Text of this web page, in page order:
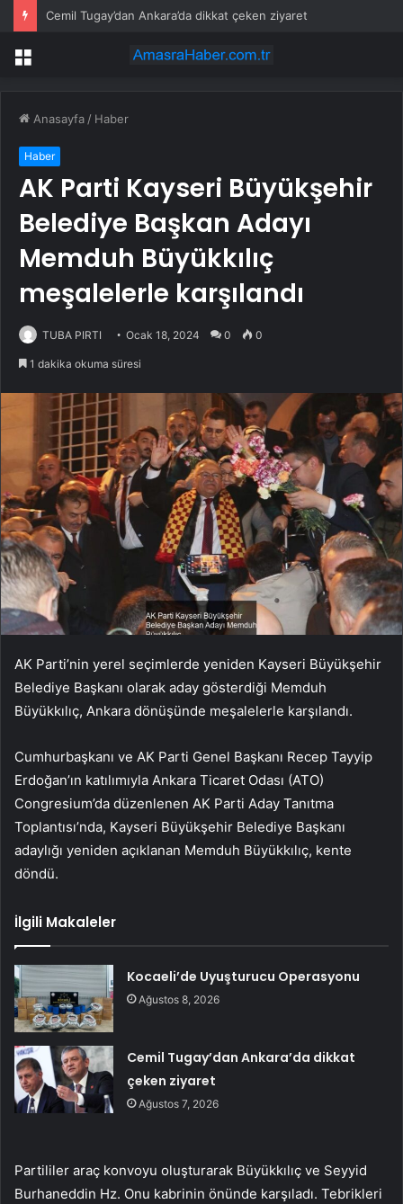
Cemil Tugay’dan Ankara’da dikkat çeken ziyaret
Menü
Anasayfa / Haber
Haber
AK Parti Kayseri Büyükşehir
Belediye Başkan Adayı
Memduh Büyükkılıç
meşalelerle karşılandı
TUBA PIRTI Ocak 18, 2024 0 0
1 dakika okuma süresi
AK Parti’nin yerel seçimlerde yeniden Kayseri Büyükşehir
Belediye Başkanı olarak aday gösterdiği Memduh
Büyükkılıç, Ankara dönüşünde meşalelerle karşılandı.
Cumhurbaşkanı ve AK Parti Genel Başkanı Recep Tayyip
Erdoğan’ın katılımıyla Ankara Ticaret Odası (ATO)
Congresium’da düzenlenen AK Parti Aday Tanıtma
Toplantısı’nda, Kayseri Büyükşehir Belediye Başkanı
adaylığı yeniden açıklanan Memduh Büyükkılıç, kente
döndü.
İlgili Makaleler
Kocaeli’de Uyuşturucu Operasyonu
Ağustos 8, 2026
Cemil Tugay’dan Ankara’da dikkat
çeken ziyaret
Ağustos 7, 2026
Partililer araç konvoyu oluşturarak Büyükkılıç ve Seyyid
Burhaneddin Hz. Onu kabrinin önünde karşıladı. Tebrikleri